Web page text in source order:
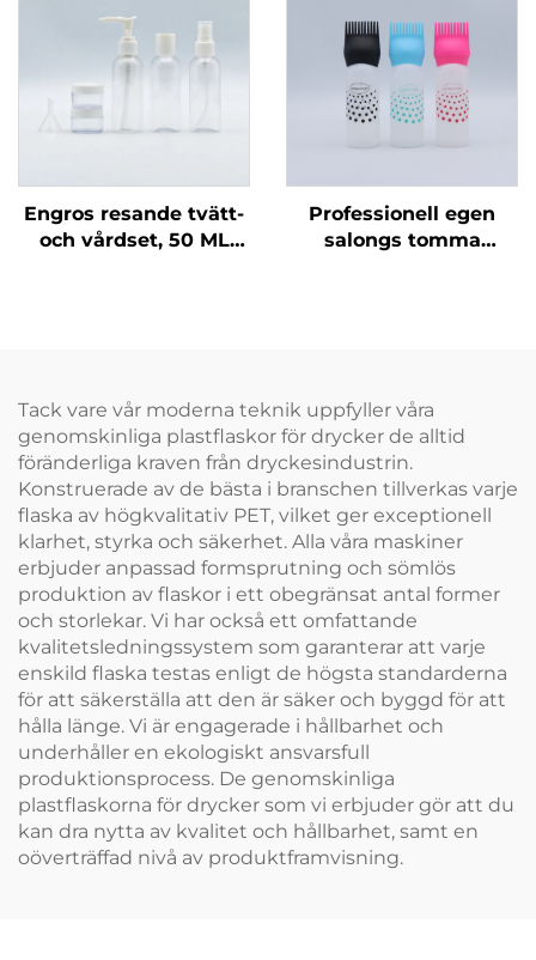
logotyptryckning
med
kvalitetsmunstycken
för barbecu
Engros resande tvätt-
och vårdset, 50 ML
Professionell egen
salongs tomma
Tack vare vår moderna teknik uppfyller våra
genomskinliga plastflaskor för drycker de alltid
föränderliga kraven från dryckesindustrin.
Konstruerade av de bästa i branschen tillverkas varje
flaska av högkvalitativ PET, vilket ger exceptionell
klarhet, styrka och säkerhet. Alla våra maskiner
erbjuder anpassad formsprutning och sömlös
produktion av flaskor i ett obegränsat antal former
och storlekar. Vi har också ett omfattande
kvalitetsledningssystem som garanterar att varje
enskild flaska testas enligt de högsta standarderna
för att säkerställa att den är säker och byggd för att
hålla länge. Vi är engagerade i hållbarhet och
underhåller en ekologiskt ansvarsfull
produktionsprocess. De genomskinliga
plastflaskorna för drycker som vi erbjuder gör att du
kan dra nytta av kvalitet och hållbarhet, samt en
oöverträffad nivå av produktframvisning.